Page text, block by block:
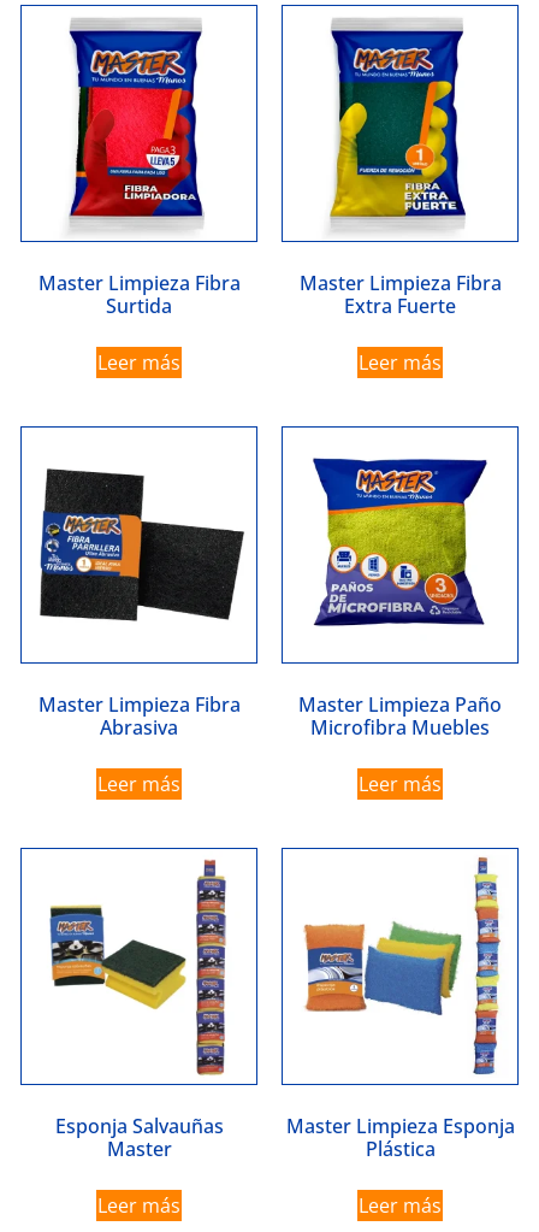
Master Limpieza Fibra
Surtida
Leer más
Master Limpieza Fibra
Extra Fuerte
Leer más
Master Limpieza Fibra
Abrasiva
Leer más
Master Limpieza Paño
Microfibra Muebles
Leer más
Esponja Salvauñas
Master
Leer más
Master Limpieza Esponja
Plástica
Leer más